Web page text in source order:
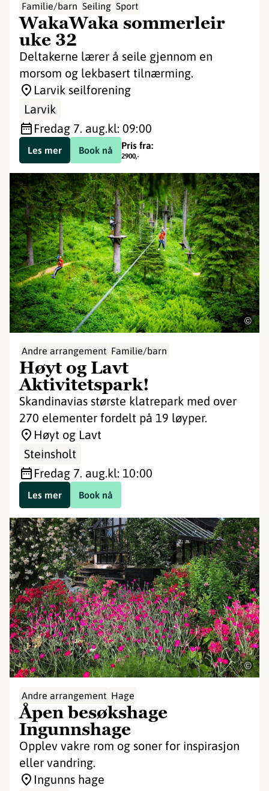
Familie/barn Seiling Sport
WakaWaka sommerleir
uke 32
Deltakerne lærer å seile gjennom en
morsom og lekbasert tilnærming.
Larvik seilforening
Larvik
fredag 7. aug.kl: 09:00
Book nå Pris fra:
2900,-
Les mer
©
Andre arrangement Familie/barn
Høyt og Lavt
Aktivitetspark!
Skandinavias største klatrepark med over
270 elementer fordelt på 19 løyper.
Høyt og Lavt
Steinsholt
fredag 7. aug.kl: 10:00
Book nå
Les mer
©
Andre arrangement Hage
Åpen besøkshage
Ingunnshage
Opplev vakre rom og soner for inspirasjon
eller vandring.
Ingunns hage